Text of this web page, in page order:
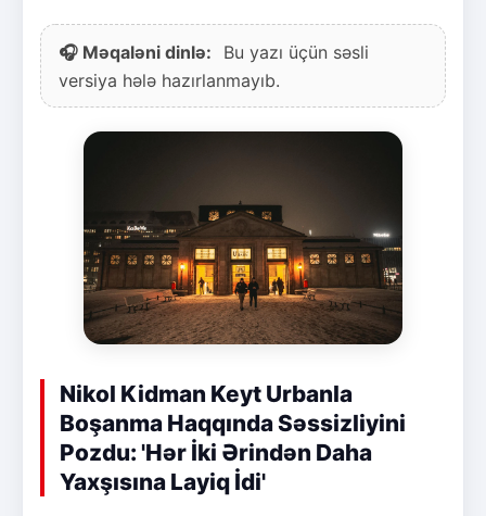
🎧 Məqaləni dinlə:
Bu yazı üçün səsli
versiya hələ hazırlanmayıb.
Nikol Kidman Keyt Urbanla
Boşanma Haqqında Səssizliyini
Pozdu: 'Hər İki Ərindən Daha
Yaxşısına Layiq İdi'